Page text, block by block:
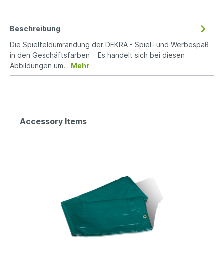
Beschreibung
Die Spielfeldumrandung der DEKRA - Spiel- und Werbespaß
in den Geschäftsfarben Es handelt sich bei diesen
Abbildungen um… Mehr
Accessory Items